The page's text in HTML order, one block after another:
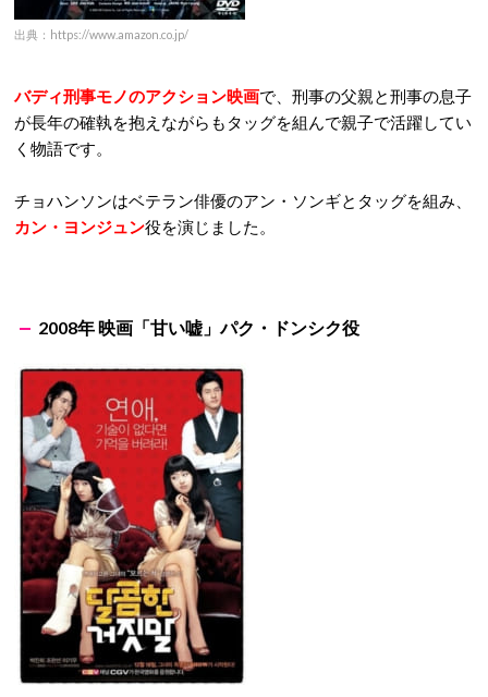
出典：https://www.amazon.co.jp/
バディ刑事モノのアクション映画で、刑事の父親と刑事の息子
が長年の確執を抱えながらもタッグを組んで親子で活躍してい
く物語です。
チョハンソンはベテラン俳優のアン・ソンギとタッグを組み、
カン・ヨンジュン役を演じました。
2008年 映画「甘い嘘」パク・ドンシク役